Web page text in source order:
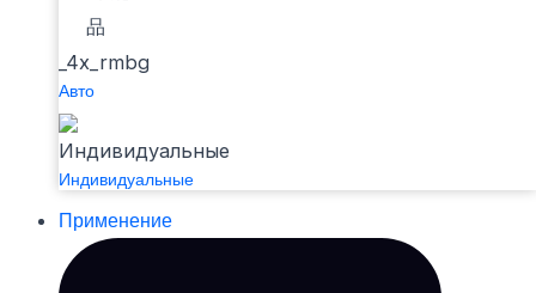
Авто
Индивидуальные
Применение